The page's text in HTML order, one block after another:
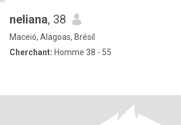
neliana, 38
Maceió, Alagoas, Brésil
Cherchant: Homme 38 - 55